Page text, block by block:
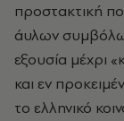
προστακτική
άυλων
εξουσία μέχρι
και εν
το ελληνικό